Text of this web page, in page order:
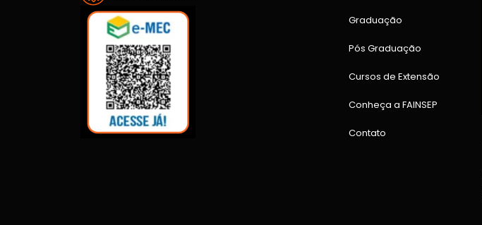
Graduação
Pós Graduação
Cursos de Extensão
Conheça a FAINSEP
Contato